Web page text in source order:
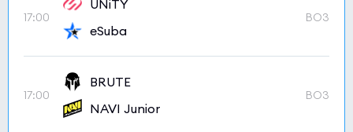
17:00
UNiTY
eSuba
BO3
17:00
BRUTE
NAVI Junior
BO3